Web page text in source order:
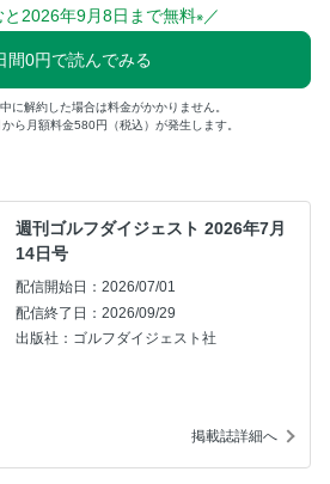
と2026年9月8日まで無料※ ／
間0円で読んでみる
に解約した場合は料金がかかりません。
ら月額料金580円（税込）が発生します。
週刊ゴルフダイジェスト 2026年7月
14日号
配信開始日：2026/07/01
配信終了日：2026/09/29
出版社：ゴルフダイジェスト社
掲載誌詳細へ